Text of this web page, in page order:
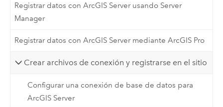
Registrar datos con ArcGIS Server usando Server
Manager
Registrar datos con ArcGIS Server mediante ArcGIS Pro
Crear archivos de conexión y registrarse en el sitio
Configurar una conexión de base de datos para
ArcGIS Server